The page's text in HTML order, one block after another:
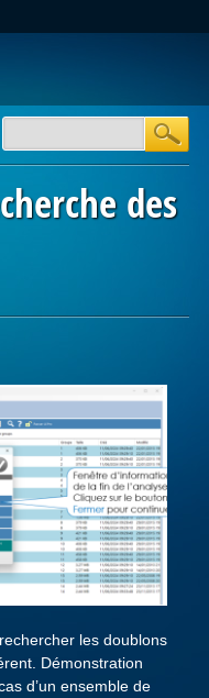
des
les doublons
Démonstration
d’un ensemble de